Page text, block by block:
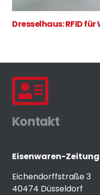
Dresselhaus: RFID
Kontakt
Eisenwaren-Zeitung
Eichendorffstraße 3
40474 Düsseldorf